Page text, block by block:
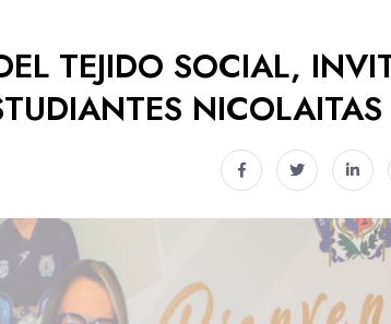
TEJIDO SOCIAL,
NICOLAITAS